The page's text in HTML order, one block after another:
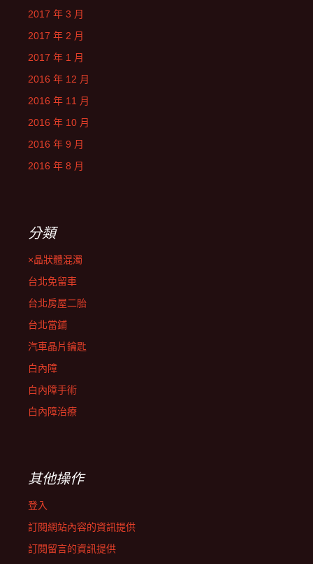
2017 年 3 月
2017 年 2 月
2017 年 1 月
2016 年 12 月
2016 年 11 月
2016 年 10 月
2016 年 9 月
2016 年 8 月
分類
×晶狀體混濁
台北免留車
台北房屋二胎
台北當鋪
汽車晶片鑰匙
白內障
白內障手術
白內障治療
其他操作
登入
訂閱網站內容的資訊提供
訂閱留言的資訊提供